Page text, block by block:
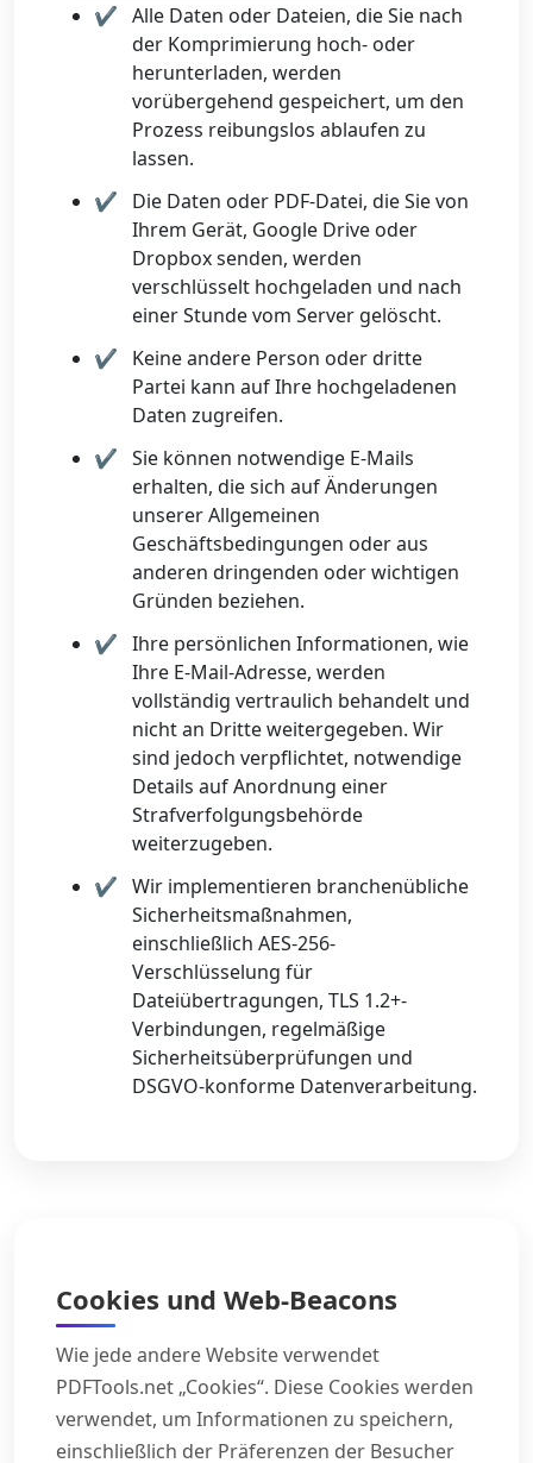
Alle Daten oder Dateien, die Sie nach
der Komprimierung hoch- oder
herunterladen, werden
vorübergehend gespeichert, um den
Prozess reibungslos ablaufen zu
lassen.
Die Daten oder PDF-Datei, die Sie von
Ihrem Gerät, Google Drive oder
Dropbox senden, werden
verschlüsselt hochgeladen und nach
einer Stunde vom Server gelöscht.
Keine andere Person oder dritte
Partei kann auf Ihre hochgeladenen
Daten zugreifen.
Sie können notwendige E-Mails
erhalten, die sich auf Änderungen
unserer Allgemeinen
Geschäftsbedingungen oder aus
anderen dringenden oder wichtigen
Gründen beziehen.
Ihre persönlichen Informationen, wie
Ihre E-Mail-Adresse, werden
vollständig vertraulich behandelt und
nicht an Dritte weitergegeben. Wir
sind jedoch verpflichtet, notwendige
Details auf Anordnung einer
Strafverfolgungsbehörde
weiterzugeben.
Wir implementieren branchenübliche
Sicherheitsmaßnahmen,
einschließlich AES-256-
Verschlüsselung für
Dateiübertragungen, TLS 1.2+-
Verbindungen, regelmäßige
Sicherheitsüberprüfungen und
DSGVO-konforme Datenverarbeitung.
Cookies und Web-Beacons
Wie jede andere Website verwendet
PDFTools.net „Cookies“. Diese Cookies werden
verwendet, um Informationen zu speichern,
einschließlich der Präferenzen der Besucher